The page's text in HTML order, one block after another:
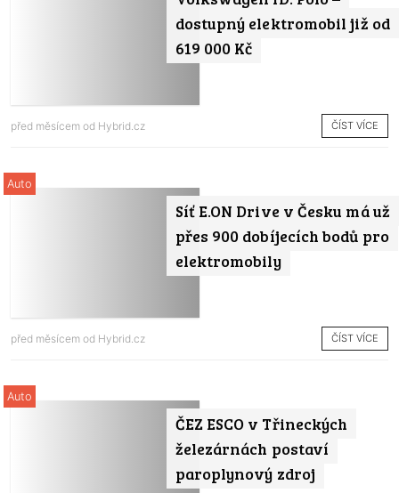
dostupný elektromobil již od
619 000 Kč
před měsícem od Hybrid.cz ČÍST VÍCE
Síť E.ON Drive v Česku má už
přes 900 dobíjecích bodů pro
elektromobily
Auto
před měsícem od Hybrid.cz ČÍST VÍCE
ČEZ ESCO v Třineckých
železárnách postaví
paroplynový zdroj
Auto